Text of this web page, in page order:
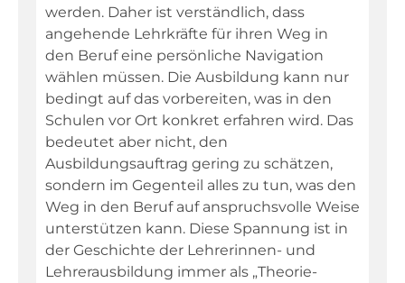
werden. Daher ist verständlich, dass
angehende Lehrkräfte für ihren Weg in
den Beruf eine persönliche Navigation
wählen müssen. Die Ausbildung kann nur
bedingt auf das vorbereiten, was in den
Schulen vor Ort konkret erfahren wird. Das
bedeutet aber nicht, den
Ausbildungsauftrag gering zu schätzen,
sondern im Gegenteil alles zu tun, was den
Weg in den Beruf auf anspruchsvolle Weise
unterstützen kann. Diese Spannung ist in
der Geschichte der Lehrerinnen- und
Lehrerausbildung immer als „Theorie-